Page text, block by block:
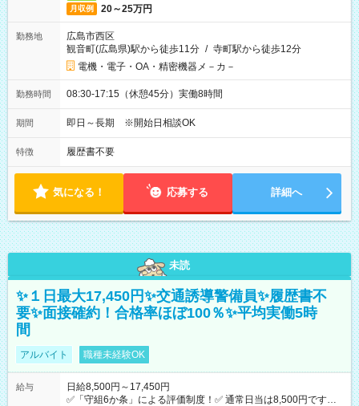
月収例 20～25万円
勤務地
広島市西区
観音町(広島県)駅から徒歩11分 / 寺町駅から徒歩12分
電機・電子・OA・精密機器メ－カ－
勤務時間 08:30-17:15（休憩45分）実働8時間
期間 即日～長期 ※開始日相談OK
特徴 履歴書不要
気になる！ 応募する 詳細へ
未読
✨１日最大17,450円✨交通誘導警備員✨履歴書不
要✨面接確約！合格率ほぼ100％✨平均実働5時
間
アルバイト 職種未経験OK
給与
日給8,500円～17,450円
✅「守組6か条」による評価制度！✅ 通常日当は8,500円ですが